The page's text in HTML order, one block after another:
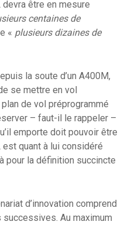
être en mesure
centaines de
« plusieurs dizaines de
la soute d’un A400M,
se mettre en vol
de vol préprogrammé
– faut-il le rappeler –
emporte doit pouvoir être
quant à lui considéré
pour la définition succincte
d’innovation comprend
Au maximum